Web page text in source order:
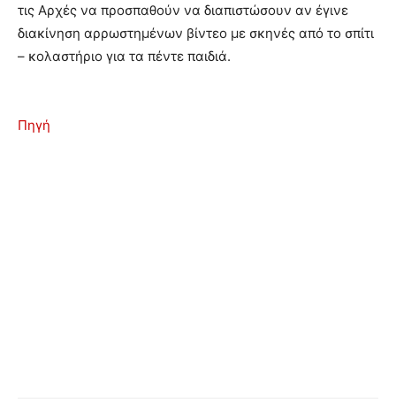
τις Αρχές να προσπαθούν να διαπιστώσουν αν έγινε
διακίνηση αρρωστημένων βίντεο με σκηνές από το σπίτι
– κολαστήριο για τα πέντε παιδιά.
Πηγή